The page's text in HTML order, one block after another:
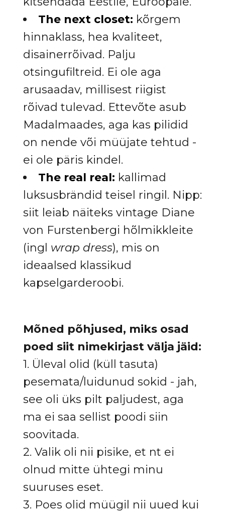
The next closet: kõrgem
hinnaklass, hea kvaliteet,
disainerrõivad. Palju
otsingufiltreid. Ei ole aga
arusaadav, millisest riigist
rõivad tulevad. Ettevõte asub
Madalmaades, aga kas pilidid
on nende või müüjate tehtud -
ei ole päris kindel.
The real real: kallimad
luksusbrändid teisel ringil. Nipp:
siit leiab näiteks vintage Diane
von Furstenbergi hõlmikkleite
(ingl wrap dress), mis on
ideaalsed klassikud
kapselgarderoobi.
Mõned põhjused, miks osad
poed siit nimekirjast välja jäid:
1. Üleval olid (küll tasuta)
pesemata/luidunud sokid - jah,
see oli üks pilt paljudest, aga
ma ei saa sellist poodi siin
soovitada.
2. Valik oli nii pisike, et nt ei
olnud mitte ühtegi minu
suuruses eset.
3. Poes olid müügil nii uued kui